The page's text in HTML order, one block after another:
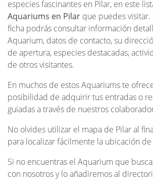
especies fascinantes en Pilar, en este
Aquariums en Pilar que puedes
ficha podrás consultar información
Aquarium, datos de contacto, su
de apertura, especies destacadas,
de otros visitantes.
En muchos de estos Aquariums te
posibilidad de adquirir tus entradas o
guiadas a través de nuestros
No olvides utilizar el mapa de Pilar al
para localizar fácilmente la ubicación
Si no encuentras el Aquarium que
con nosotros y lo añadiremos al